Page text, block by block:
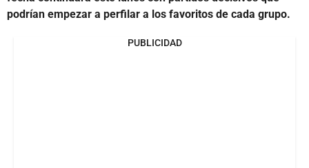
podrían empezar a perfilar a los favoritos de cada grupo.
PUBLICIDAD